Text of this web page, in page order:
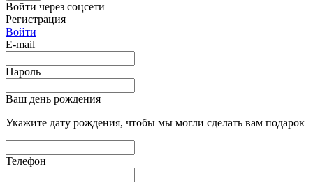
Войти через соцсети
Регистрация
Войти
E-mail
Пароль
Ваш день рождения
Укажите дату рождения, чтобы мы могли сделать вам подарок
Телефон